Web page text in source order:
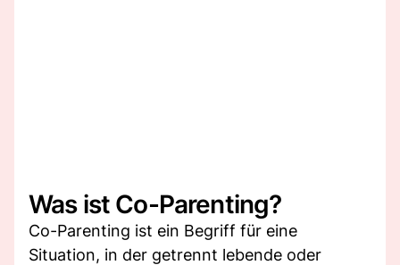
Was ist Co-Parenting?
Co-Parenting ist ein Begriff für eine
Situation, in der getrennt lebende oder